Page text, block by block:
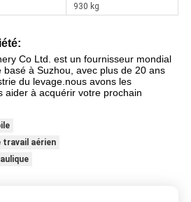
930 kg
Co Ltd. est un fournisseur mondial
à Suzhou, avec plus de 20 ans
du levage.nous avons les
aider à acquérir votre prochain
travail aérien